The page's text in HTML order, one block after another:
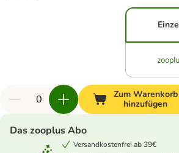
Zum Warenkorb
hinzufügen
Das zooplus Abo
Versandkostenfrei ab 39€